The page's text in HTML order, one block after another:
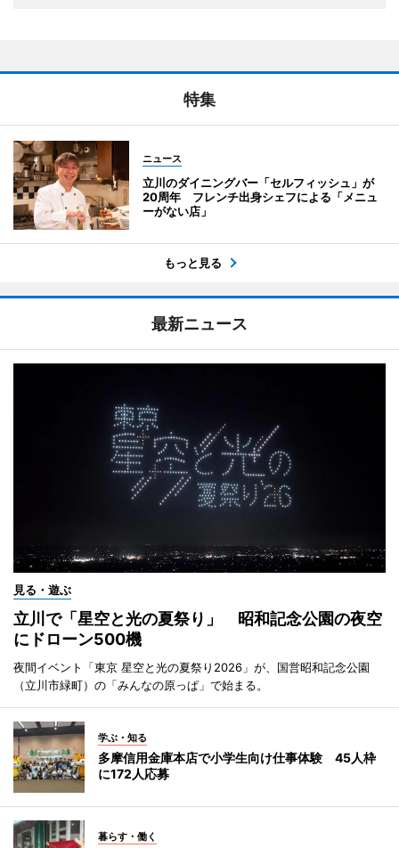
特集
ニュース
立川のダイニングバー「セルフィッシュ」が
20周年 フレンチ出身シェフによる「メニュ
ーがない店」
もっと見る
最新ニュース
見る・遊ぶ
立川で「星空と光の夏祭り」 昭和記念公園の夜空
にドローン500機
夜間イベント「東京 星空と光の夏祭り2026」が、国営昭和記念公園
（立川市緑町）の「みんなの原っぱ」で始まる。
学ぶ・知る
多摩信用金庫本店で小学生向け仕事体験 45人枠
に172人応募
暮らす・働く